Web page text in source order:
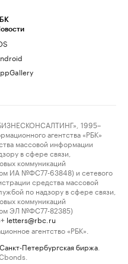
1995–
агентства «РБК»
массовой информации
в сфере связи,
коммуникаций
ИА №ФС77-63848) и сетевого
средства массовой
по надзору в сфере связи,
коммуникаций
ЭЛ №ФС77-82385)
letters@rbc.ru
агентство «РБК».
Санкт-Петербургская биржа